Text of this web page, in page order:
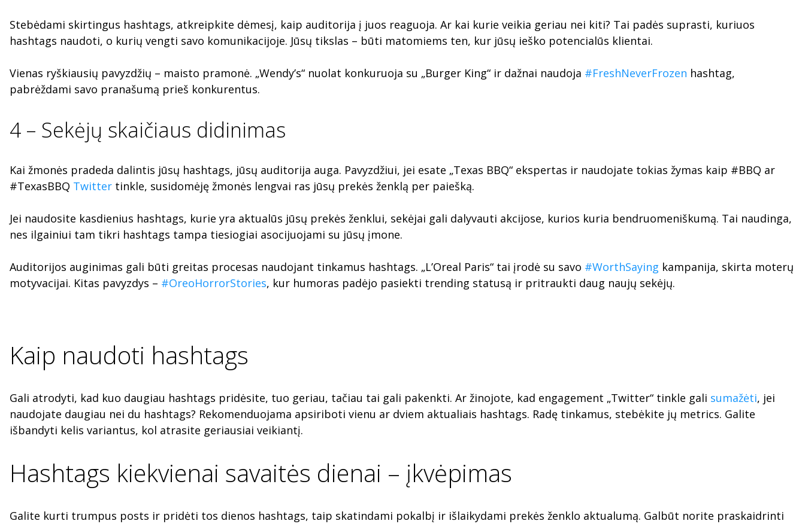
Stebėdami skirtingus hashtags, atkreipkite dėmesį, kaip auditorija į juos reaguoja. Ar kai kurie veikia geriau nei kiti? Tai padės suprasti, kuriuos
hashtags naudoti, o kurių vengti savo komunikacijoje. Jūsų tikslas – būti matomiems ten, kur jūsų ieško potencialūs klientai.
Vienas ryškiausių pavyzdžių – maisto pramonė. „Wendy’s“ nuolat konkuruoja su „Burger King“ ir dažnai naudoja #FreshNeverFrozen hashtag,
pabrėždami savo pranašumą prieš konkurentus.
4 – Sekėjų skaičiaus didinimas
Kai žmonės pradeda dalintis jūsų hashtags, jūsų auditorija auga. Pavyzdžiui, jei esate „Texas BBQ“ ekspertas ir naudojate tokias žymas kaip #BBQ ar
#TexasBBQ Twitter tinkle, susidomėję žmonės lengvai ras jūsų prekės ženklą per paiešką.
Jei naudosite kasdienius hashtags, kurie yra aktualūs jūsų prekės ženklui, sekėjai gali dalyvauti akcijose, kurios kuria bendruomeniškumą. Tai naudinga,
nes ilgainiui tam tikri hashtags tampa tiesiogiai asocijuojami su jūsų įmone.
Auditorijos auginimas gali būti greitas procesas naudojant tinkamus hashtags. „L’Oreal Paris“ tai įrodė su savo #WorthSaying kampanija, skirta moterų
motyvacijai. Kitas pavyzdys – #OreoHorrorStories, kur humoras padėjo pasiekti trending statusą ir pritraukti daug naujų sekėjų.
Kaip naudoti hashtags
Gali atrodyti, kad kuo daugiau hashtags pridėsite, tuo geriau, tačiau tai gali pakenkti. Ar žinojote, kad engagement „Twitter“ tinkle gali sumažėti, jei
naudojate daugiau nei du hashtags? Rekomenduojama apsiriboti vienu ar dviem aktualiais hashtags. Radę tinkamus, stebėkite jų metrics. Galite
išbandyti kelis variantus, kol atrasite geriausiai veikiantį.
Hashtags kiekvienai savaitės dienai – įkvėpimas
Galite kurti trumpus posts ir pridėti tos dienos hashtags, taip skatindami pokalbį ir išlaikydami prekės ženklo aktualumą. Galbūt norite praskaidrinti